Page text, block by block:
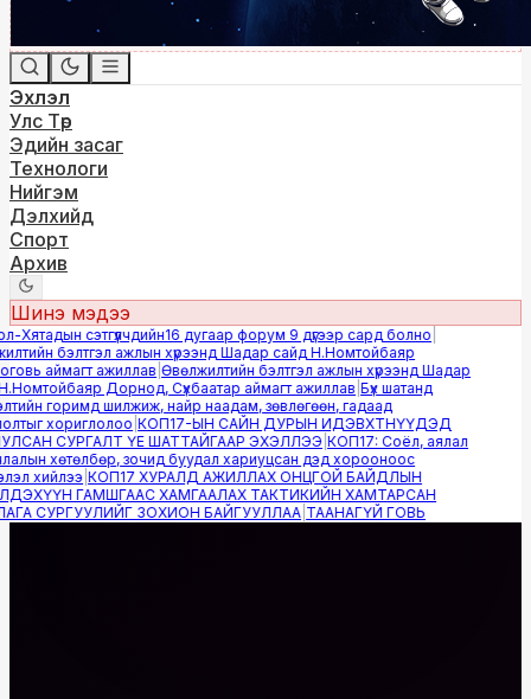
Эхлэл
Улс Төр
Эдийн засаг
Технологи
Нийгэм
Дэлхийд
Спорт
Архив
Шинэ мэдээ
сэтгүүлчдийн16 дугаар форум 9 дүгээр сард болно|
бэлтгэл ажлын хүрээнд Шадар сайд Н.Номтойбаяр
аймагт ажиллав|Өвөлжилтийн бэлтгэл ажлын хүрээнд Шадар
Дорнод, Сүхбаатар аймагт ажиллав|Бүх шатанд
горимд шилжиж, найр наадам, зөвлөгөөн, гадаад
хориглолоо|КОП17-ЫН САЙН ДУРЫН ИДЭВХТНҮҮДЭД
СУРГАЛТ ҮЕ ШАТТАЙГААР ЭХЭЛЛЭЭ|КОП17: Соёл, аялал
хөтөлбөр, зочид буудал хариуцсан дэд хорооноос
хийлээ|КОП17 ХУРАЛД АЖИЛЛАХ ОНЦГОЙ БАЙДЛЫН
ГАМШГААС ХАМГААЛАХ ТАКТИКИЙН ХАМТАРСАН
СУРГУУЛИЙГ ЗОХИОН БАЙГУУЛЛАА|ТААНАГҮЙ ГОВЬ